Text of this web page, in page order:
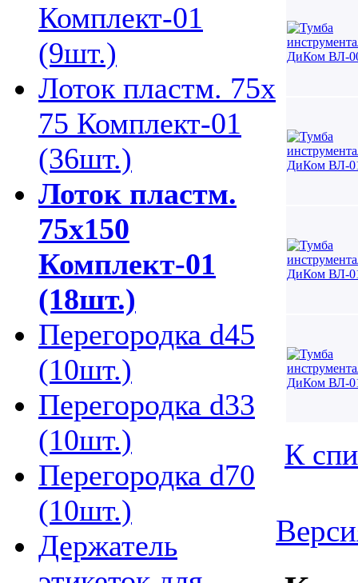
Комплект-01
(9шт.)
Лоток пластм. 75х
75 Комплект-01
(36шт.)
Лоток пластм.
75х150
Комплект-01
(18шт.)
Перегородка d45
(10шт.)
Перегородка d33
(10шт.)
Перегородка d70
(10шт.)
Держатель
К